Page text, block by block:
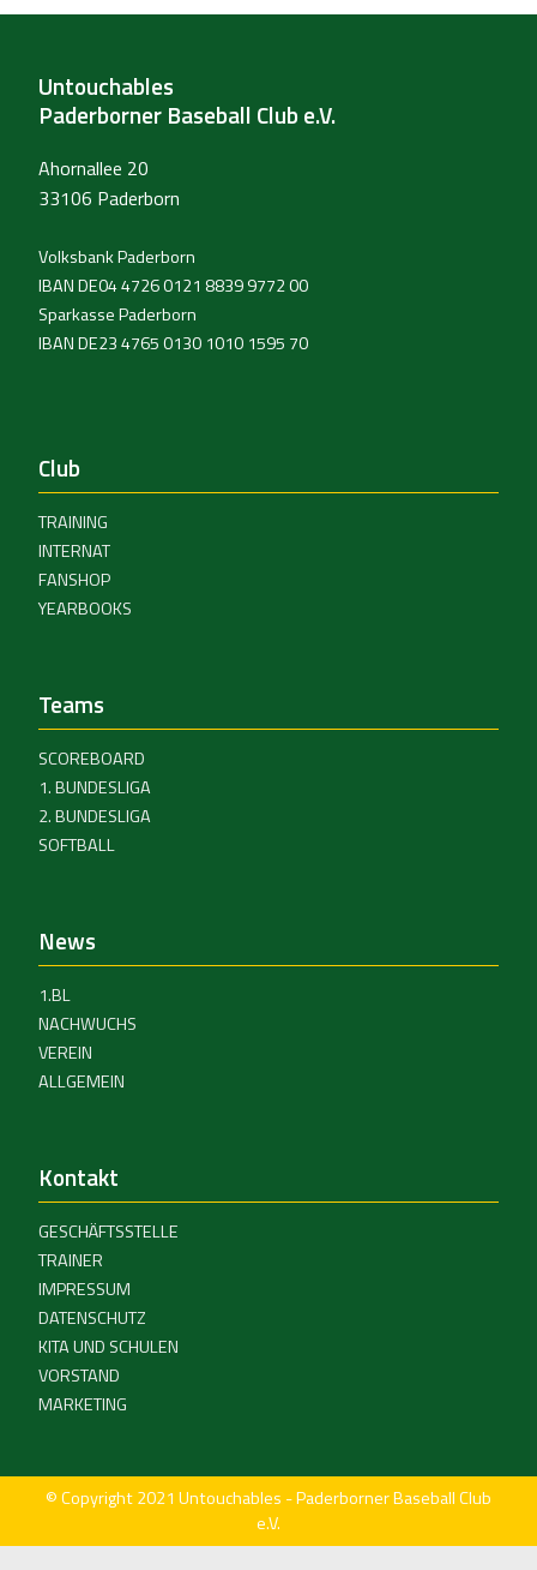
Untouchables
Paderborner Baseball Club e.V.
Ahornallee 20
33106 Paderborn
Volksbank Paderborn
IBAN DE04 4726 0121 8839 9772 00
Sparkasse Paderborn
IBAN DE23 4765 0130 1010 1595 70
Club
TRAINING
INTERNAT
FANSHOP
YEARBOOKS
Teams
SCOREBOARD
1. BUNDESLIGA
2. BUNDESLIGA
SOFTBALL
News
1.BL
NACHWUCHS
VEREIN
ALLGEMEIN
Kontakt
GESCHÄFTSSTELLE
TRAINER
IMPRESSUM
DATENSCHUTZ
KITA UND SCHULEN
VORSTAND
MARKETING
© Copyright 2021 Untouchables - Paderborner Baseball Club
e.V.